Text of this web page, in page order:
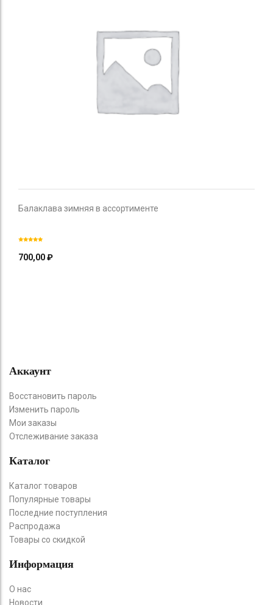
Балаклава зимняя в ассортименте
700,00₽
Аккаунт
Восстановить пароль
Изменить пароль
Мои заказы
Отслеживание заказа
Каталог
Каталог товаров
Популярные товары
Последние поступления
Распродажа
Товары со скидкой
Информация
О нас
Новости